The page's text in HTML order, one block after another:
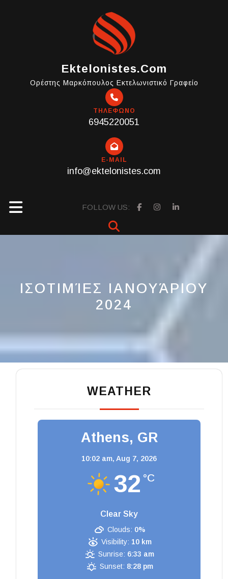
Ektelonistes.com
Ορέστης Μαρκόπουλος Εκτελωνιστικό Γραφείο
ΤΗΛΕΦΩΝΟ
6945220051
E-MAIL
info@ektelonistes.com
Open
FOLLOW US:
ΙΣΟΤΙΜΊΕΣ ΙΑΝΟΥΆΡΙΟΥ
2024
WEATHER
Athens, GR
10:02 am, Aug 7, 2026
32 °C
Clear Sky
Clouds: 0%
Visibility: 10 km
Sunrise: 6:33 am
Sunset: 8:28 pm